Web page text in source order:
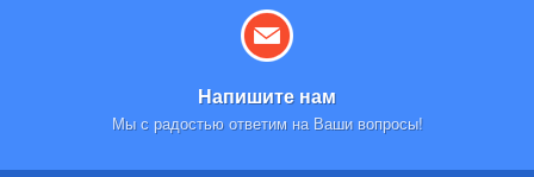
Напишите нам
Мы с радостью ответим на Ваши вопросы!